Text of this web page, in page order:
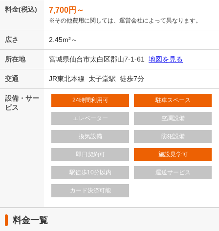
料金(税込) 7,700円～
※その他費用に関しては、運営会社によって異なります。
広さ 2.45m²～
所在地 宮城県仙台市太白区郡山7-1-61 地図を見る
交通 JR東北本線 太子堂駅 徒歩7分
設備・サー
ビス
24時間利用可 駐車スペース
エレベーター 空調設備
換気設備 防犯設備
即日契約可 施設見学可
駅徒歩10分以内 運送サービス
カード決済可能
料金一覧